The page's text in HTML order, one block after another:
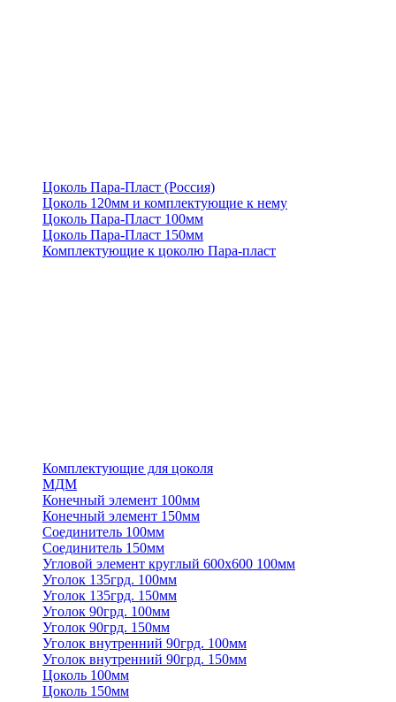
Цоколь Пара-Пласт (Россия)
Цоколь 120мм и комплектующие к нему
Цоколь Пара-Пласт 100мм
Цоколь Пара-Пласт 150мм
Комплектующие к цоколю Пара-пласт
Комплектующие для цоколя
МДМ
Конечный элемент 100мм
Конечный элемент 150мм
Соединитель 100мм
Соединитель 150мм
Угловой элемент круглый 600х600 100мм
Уголок 135грд. 100мм
Уголок 135грд. 150мм
Уголок 90грд. 100мм
Уголок 90грд. 150мм
Уголок внутренний 90грд. 100мм
Уголок внутренний 90грд. 150мм
Цоколь 100мм
Цоколь 150мм